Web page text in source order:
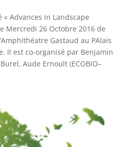
Advances in Landscape
Mercredi 26 Octobre 2016 de
Gastaud au PAlais
Il est co-organisé par Benjamin
Aude Ernoult (ECOBIO–